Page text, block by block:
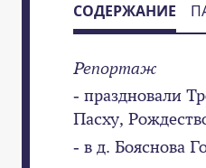
СОДЕРЖАНИЕ
Репортаж
- праздновали
Пасху,
- в д. Бояснова